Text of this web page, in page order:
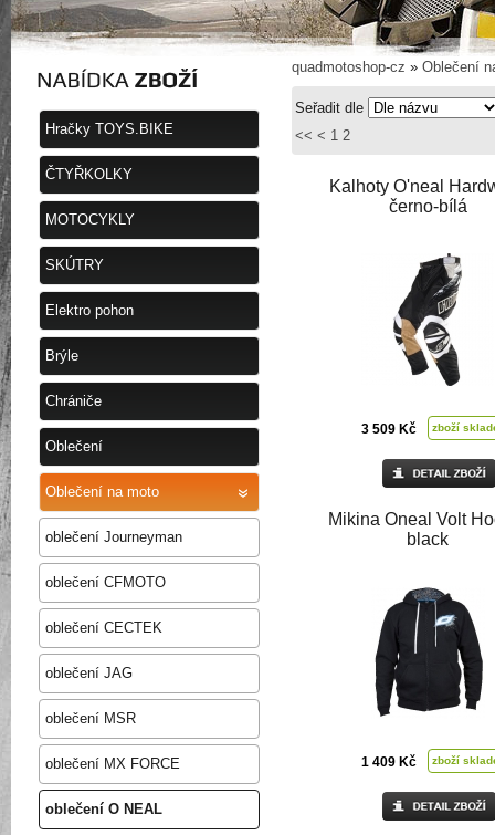
Hračky TOYS.BIKE
ČTYŘKOLKY
MOTOCYKLY
SKÚTRY
Elektro pohon
Brýle
Chrániče
Oblečení
Oblečení na moto
oblečení Journeyman
oblečení CFMOTO
oblečení CECTEK
oblečení JAG
oblečení MSR
oblečení MX FORCE
oblečení O NEAL
quadmotoshop-cz » Oblečení
Seřadit dle
<< < 1 2
Kalhoty O'neal
černo-bílá
3 509 Kč zboží
Mikina Oneal Volt
black
1 409 Kč zboží